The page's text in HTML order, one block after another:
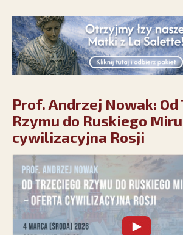
Prof. Andrzej Nowak: Od
Rzymu do Ruskiego
cywilizacyjna Rosji